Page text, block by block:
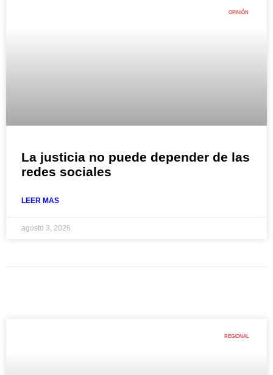
OPINIÓN
La justicia no puede depender de las
redes sociales
LEER MAS
agosto 3, 2026
REGIONAL